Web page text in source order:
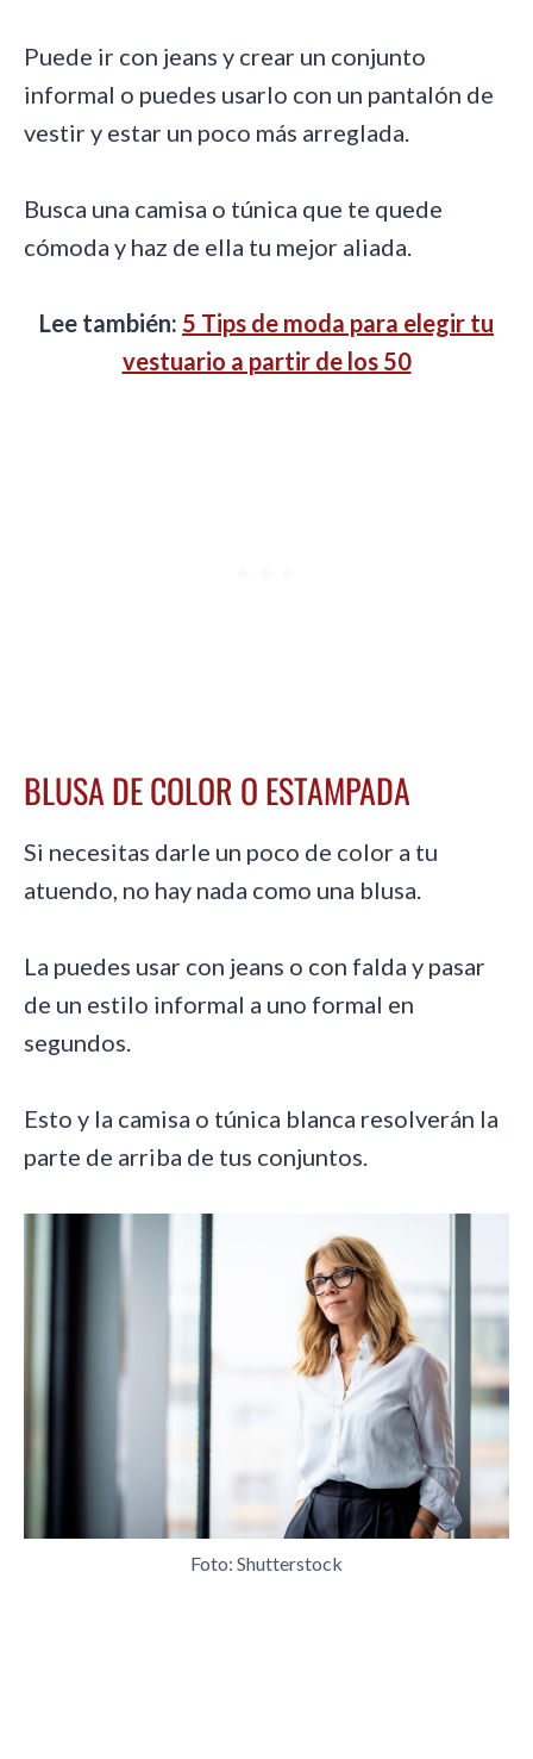
Puede ir con jeans y crear un conjunto
informal o puedes usarlo con un pantalón de
vestir y estar un poco más arreglada.
Busca una camisa o túnica que te quede
cómoda y haz de ella tu mejor aliada.
Lee también: 5 Tips de moda para elegir tu
vestuario a partir de los 50
BLUSA DE COLOR O ESTAMPADA
Si necesitas darle un poco de color a tu
atuendo, no hay nada como una blusa.
La puedes usar con jeans o con falda y pasar
de un estilo informal a uno formal en
segundos.
Esto y la camisa o túnica blanca resolverán la
parte de arriba de tus conjuntos.
Foto: Shutterstock